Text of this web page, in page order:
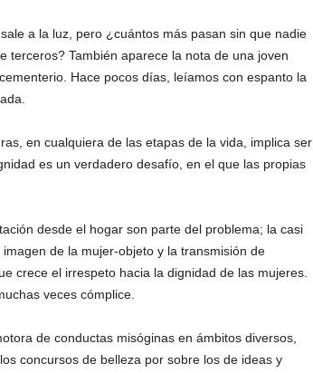
a la luz, pero ¿cuántos más pasan sin que nadie
terceros? También aparece la nota de una joven
Hace pocos días, leíamos con espanto la
en cualquiera de las etapas de la vida, implica ser
es un verdadero desafío, en el que las propias
desde el hogar son parte del problema; la casi
de la mujer-objeto y la transmisión de
crece el irrespeto hacia la dignidad de las mujeres.
veces cómplice.
de conductas misóginas en ámbitos diversos,
concursos de belleza por sobre los de ideas y